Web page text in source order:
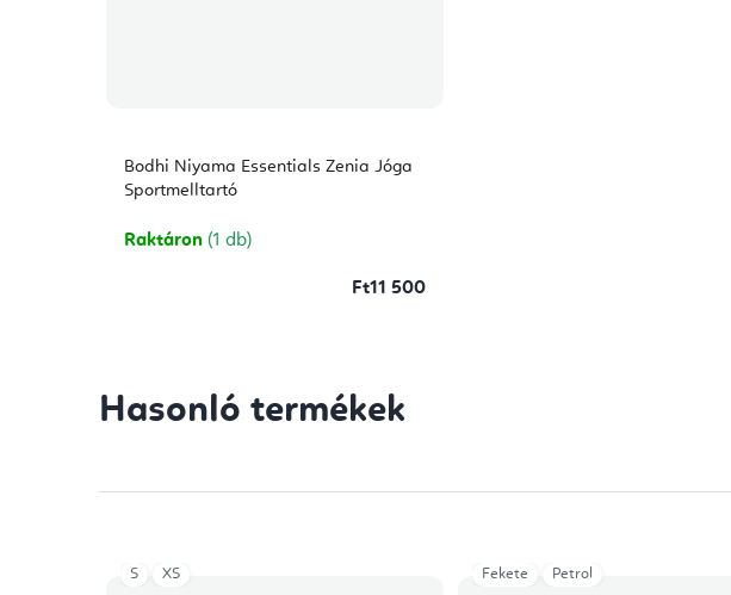
Bodhi Niyama Essentials Zenia Jóga
Sportmelltartó
Raktáron (1 db)
Ft11 500
Hasonló termékek
S XS Fekete Petrol